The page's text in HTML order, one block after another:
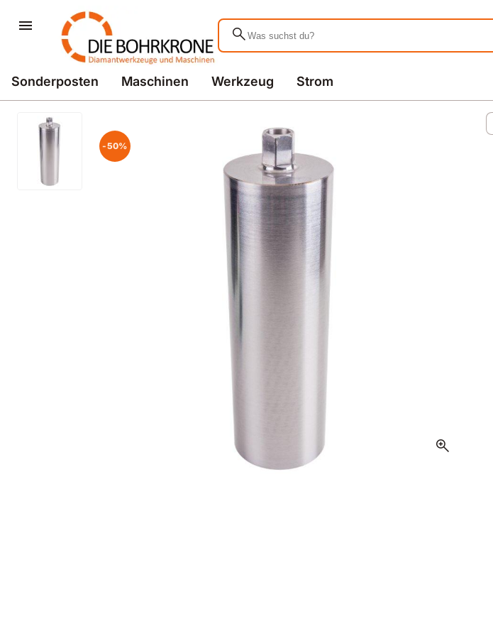
search
Sonderposten Maschinen Werkzeug Strom
-50%
zoom_in